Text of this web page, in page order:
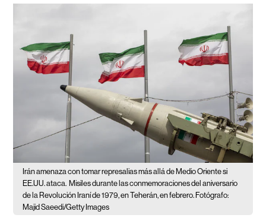
Irán amenaza con tomar represalias más allá de Medio Oriente si
EE.UU. ataca. Misiles durante las conmemoraciones del aniversario
de la Revolución Iraní de 1979, en Teherán, en febrero. Fotógrafo:
Majid Saeedi/Getty Images